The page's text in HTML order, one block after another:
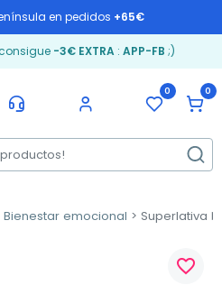
en pedidos +65€
-3€ EXTRA: APP-FB ;)
0 0
Bienestar emocional Superlativa
favorite_border